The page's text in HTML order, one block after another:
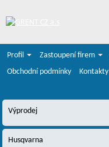
Profil
Zastoupení firem
Obchodní podmínky
Kontakty
Výprodej
Husqvarna